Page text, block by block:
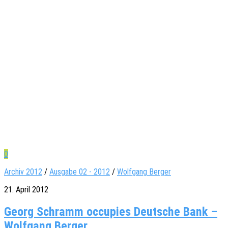
0
Archiv 2012 / Ausgabe 02 - 2012 / Wolfgang Berger
21. April 2012
Georg Schramm occupies Deutsche Bank –